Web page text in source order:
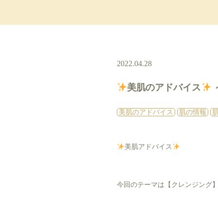
2022.04.28
美肌のアドバイス
美肌のアドバイス 肌の情報
美肌アドバイス
今回のテーマは【クレンジング】